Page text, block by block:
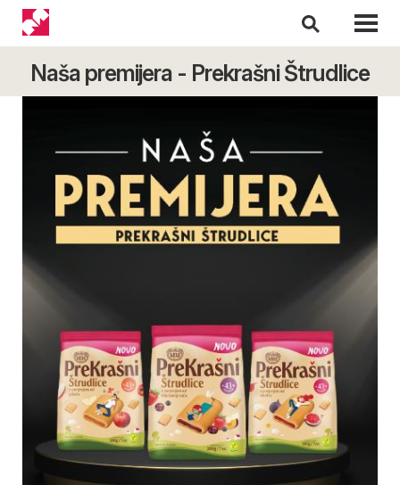
Naša premijera - Prekrašni Štrudlice